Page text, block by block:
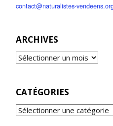
contact@naturalistes-
ARCHIVES
CATÉGORIES